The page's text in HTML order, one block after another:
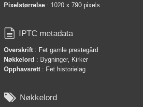
Pixelstørrelse : 1020 x 790 pixels
 IPTC metadata
Overskrift: Fet gamle prestegård
Nøkkelord : Bygninger, Kirker
Opphavsrett: Fet historielag
 Nøkkelord